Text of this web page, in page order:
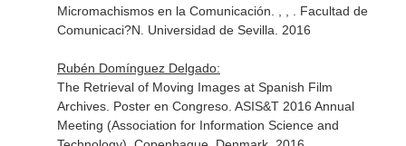
Micromachismos en la Comunicación. , , . Facultad de
Comunicaci?N. Universidad de Sevilla. 2016
Rubén Domínguez Delgado:
The Retrieval of Moving Images at Spanish Film
Archives. Poster en Congreso. ASIS&T 2016 Annual
Meeting (Association for Information Science and